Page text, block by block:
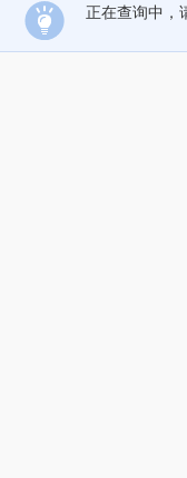
正在查询中，